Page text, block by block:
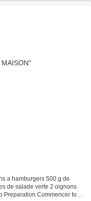
de salade verte 2 oignons
Preparation Commencer tout